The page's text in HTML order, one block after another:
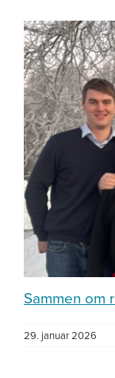
Sammen om
29. januar 2026